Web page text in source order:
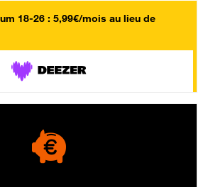
18-26 : 5,99€/mois au lieu de